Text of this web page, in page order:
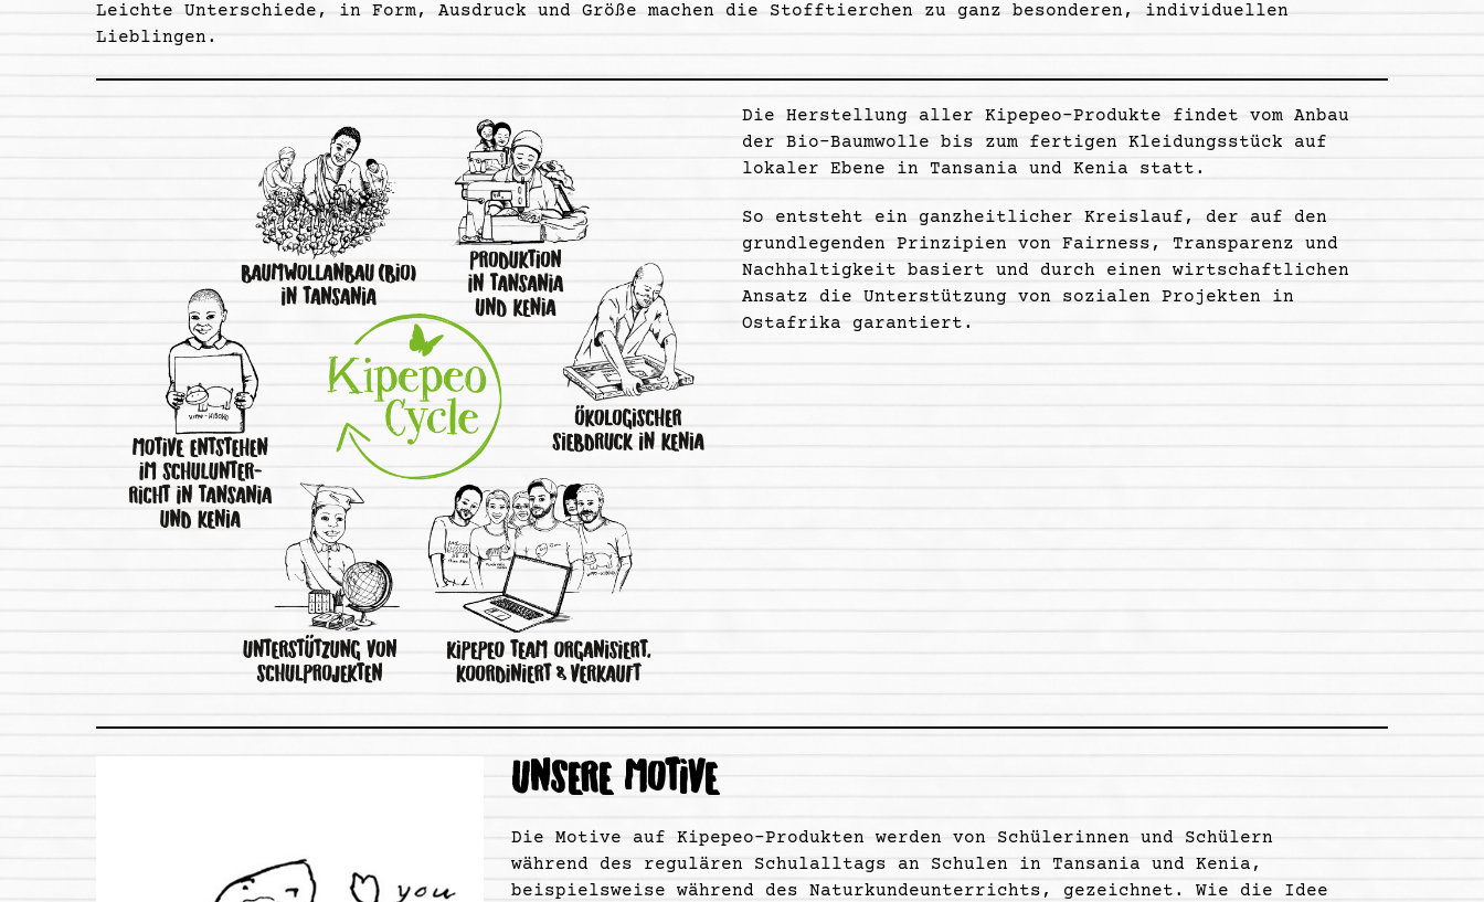
Leichte Unterschiede, in Form, Ausdruck und Größe machen die Stofftierchen zu ganz besonderen, individuellen
Lieblingen.
Die Herstellung aller Kipepeo-Produkte findet vom Anbau
der Bio-Baumwolle bis zum fertigen Kleidungsstück auf
lokaler Ebene in Tansania und Kenia statt.
So entsteht ein ganzheitlicher Kreislauf, der auf den
grundlegenden Prinzipien von Fairness, Transparenz und
Nachhaltigkeit basiert und durch einen wirtschaftlichen
Ansatz die Unterstützung von sozialen Projekten in
Ostafrika garantiert.
UNSERE MOTIVE
Die Motive auf Kipepeo-Produkten werden von Schülerinnen und Schülern
während des regulären Schulalltags an Schulen in Tansania und Kenia,
beispielsweise während des Naturkundeunterrichts, gezeichnet. Wie die Idee